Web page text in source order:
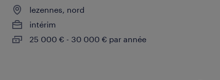
lezennes, nord
intérim
25 000 € - 30 000 € par année